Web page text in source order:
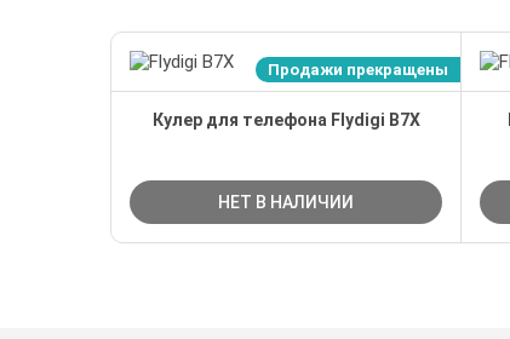
Продажи прекращены
Кулер для телефона Flydigi B7X
НЕТ В НАЛИЧИИ